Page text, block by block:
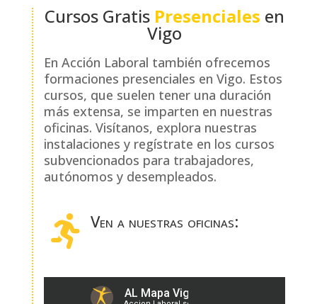
Cursos Gratis Presenciales en
Vigo
En Acción Laboral también ofrecemos
formaciones presenciales en Vigo. Estos
cursos, que suelen tener una duración
más extensa, se imparten en nuestras
oficinas. Visítanos, explora nuestras
instalaciones y regístrate en los cursos
subvencionados para trabajadores,
autónomos y desempleados.
 Ven a nuestras oficinas: